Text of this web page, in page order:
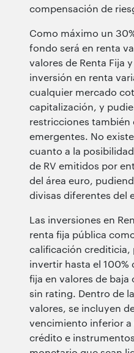
compensación de
Como máximo un
fondo será en renta
valores de Renta Fija
inversión en renta
cualquier mercado
capitalización, y
restricciones también
emergentes. No
cuanto a la
de RV emitidos por
del área euro,
divisas diferentes del
Las inversiones en
renta fija pública
calificación crediticia,
invertir hasta el 100%
fija en valores de
sin rating. Dentro de
valores, se incluyen
vencimiento inferior a
crédito e